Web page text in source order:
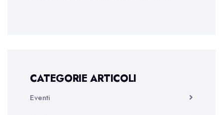
CATEGORIE ARTICOLI
Eventi